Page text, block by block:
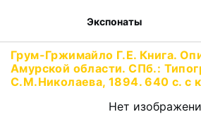
Экспонаты
Грум-Гржимайло Г.Е. Книга.
Амурской области. СПб.:
С.М.Николаева, 1894. 640 с. с
Нет